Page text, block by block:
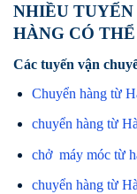
NHIỀU
HÀNG CÓ
Các tuyến vận
Chuyển hàng từ
chuyển hàng từ
chở máy móc từ
chuyển hàng từ